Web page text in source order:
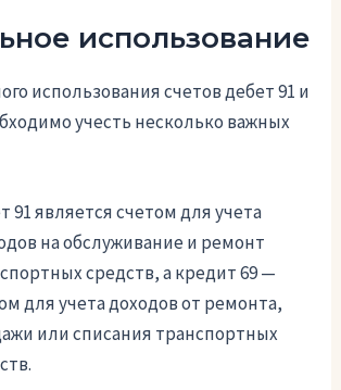
использование
использования счетов дебет 91 и
учесть несколько важных
91 является счетом для учета
на обслуживание и ремонт
средств, а кредит 69 —
для учета доходов от ремонта,
или списания транспортных